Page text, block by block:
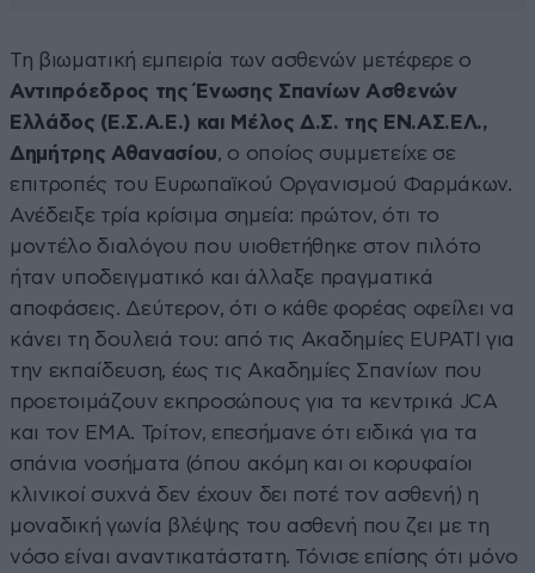
Τη βιωματική εμπειρία των ασθενών μετέφερε ο
Αντιπρόεδρος της Ένωσης Σπανίων Ασθενών
Ελλάδος (Ε.Σ.Α.Ε.) και Μέλος Δ.Σ. της ΕΝ.ΑΣ.ΕΛ.,
Δημήτρης Αθανασίου, ο οποίος συμμετείχε σε
επιτροπές του Ευρωπαϊκού Οργανισμού Φαρμάκων.
Ανέδειξε τρία κρίσιμα σημεία: πρώτον, ότι το
μοντέλο διαλόγου που υιοθετήθηκε στον πιλότο
ήταν υποδειγματικό και άλλαξε πραγματικά
αποφάσεις. Δεύτερον, ότι ο κάθε φορέας οφείλει να
κάνει τη δουλειά του: από τις Ακαδημίες EUPATI για
την εκπαίδευση, έως τις Ακαδημίες Σπανίων που
προετοιμάζουν εκπροσώπους για τα κεντρικά JCA
και τον EMA. Τρίτον, επεσήμανε ότι ειδικά για τα
σπάνια νοσήματα (όπου ακόμη και οι κορυφαίοι
κλινικοί συχνά δεν έχουν δει ποτέ τον ασθενή) η
μοναδική γωνία βλέψης του ασθενή που ζει με τη
νόσο είναι αναντικατάστατη. Τόνισε επίσης ότι μόνο